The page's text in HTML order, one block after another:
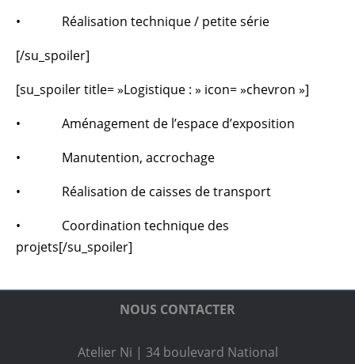
• Réalisation technique / petite série
[/su_spoiler]
[su_spoiler title= »Logistique : » icon= »chevron »]
• Aménagement de l’espace d’exposition
• Manutention, accrochage
• Réalisation de caisses de transport
• Coordination technique des
projets[/su_spoiler]
NOUS CONTACTER
Atelier Ni | 34 boulevard National